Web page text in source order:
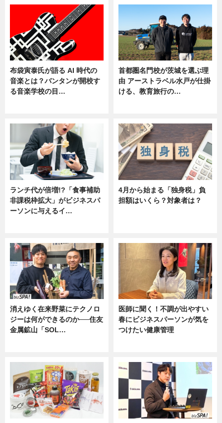
布袋寅泰氏が語る AI 時代の
音楽とは？バンタンが開校す
る音楽学校の目…
首都圏名門校が茨城を選ぶ理
由 アーストラベル水戸が仕掛
ける、教育旅行の…
ランチ代が倍増!?「食事補助
非課税枠拡大」がビジネスパ
ーソンに与えるイ…
4月から始まる「独身税」負
担額はいくら？対象者は？
消えゆく在来野菜にテクノロ
ジーは何ができるのか──住友
金属鉱山「SOL…
医師に聞く！不調が出やすい
春にビジネスパーソンが気を
つけたい健康管理